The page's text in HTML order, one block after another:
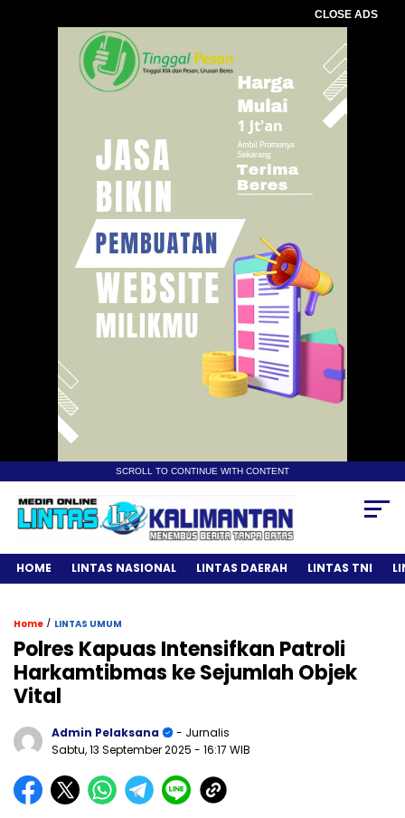
CLOSE ADS
SCROLL TO CONTINUE WITH CONTENT
HOME LINTAS NASIONAL LINTAS DAERAH LINTAS TNI
Home / LINTAS UMUM
Polres Kapuas Intensifkan Patroli
Harkamtibmas ke Sejumlah Objek
Vital
Admin Pelaksana
- Jurnalis
Sabtu, 13 September 2025 - 16:17 WIB